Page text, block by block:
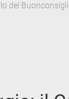
del